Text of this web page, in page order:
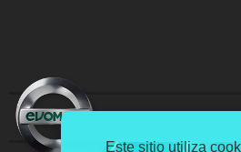
Este sitio utiliza